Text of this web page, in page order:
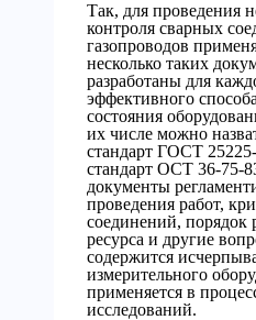
Так, для проведения
контроля сварных
газопроводов
несколько таких
разработаны для
эффективного
состояния
их числе можно
стандарт ГОСТ
стандарт ОСТ 36-75-
документы
проведения работ,
соединений, порядок
ресурса и другие
содержится
измерительного
применяется в
исследований.